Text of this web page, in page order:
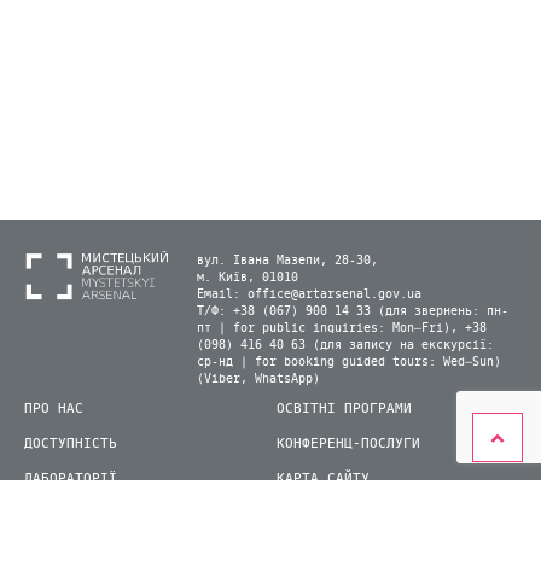
вул. Івана Мазепи, 28-30,
м. Київ, 01010
Email: office@artarsenal.gov.ua
Т/Ф: +38 (067) 900 14 33 (для звернень: пн-
пт | for public inquiries: Mon–Fri), +38
(098) 416 40 63 (для запису на екскурсії:
ср-нд | for booking guided tours: Wed–Sun)
(Viber, WhatsApp)
ПРО НАС
ДОСТУПНІСТЬ
ЛАБОРАТОРІЇ
ОСВІТНІ ПРОГРАМИ
КОНФЕРЕНЦ-ПОСЛУГИ
КАРТА САЙТУ